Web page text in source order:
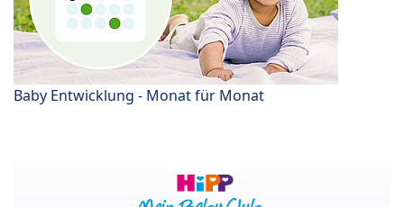
Baby Entwicklung - Monat für Monat